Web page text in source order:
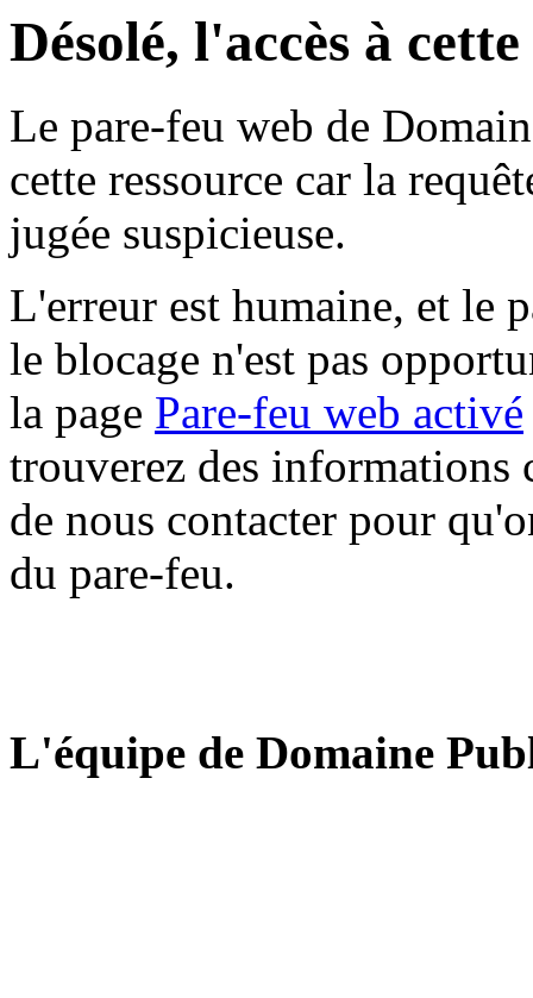
Désolé, l'accès à
Le pare-feu web de
cette ressource car la
jugée suspicieuse.
L'erreur est humaine, et le
le blocage n'est pas
la page Pare-feu web activé
trouverez des informations
de nous contacter pour
du pare-feu.
L'équipe de Domaine